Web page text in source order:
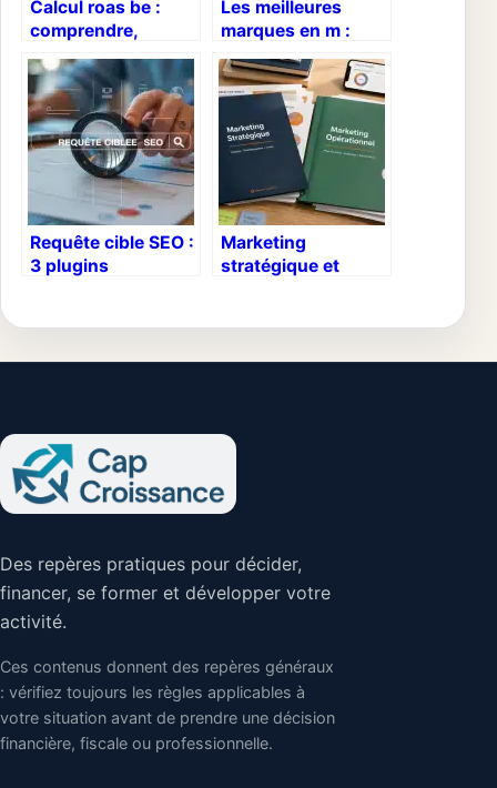
Calcul roas be :
comprendre,
calculer et
améliorer votre
rentabilité pub
Les meilleures
marques en m :
guide pratique
pour faire son
choix
Requête cible SEO :
3 plugins
Marketing
stratégique et
budgétaire
Des repères pratiques pour décider,
financer, se former et développer votre
activité.
Ces contenus donnent des repères généraux
: vérifiez toujours les règles applicables à
votre situation avant de prendre une décision
financière, fiscale ou professionnelle.